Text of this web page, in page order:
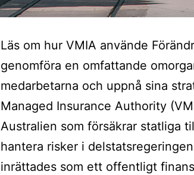
Läs om hur VMIA använde
genomföra en omfattande
medarbetarna och uppnå sina
Managed Insurance Authority
Australien som försäkrar statliga
hantera risker i
inrättades som ett offentligt